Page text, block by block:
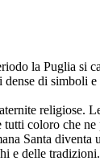
la Puglia
di
religiose.
coloro che ne
Santa
e delle tradizioni.